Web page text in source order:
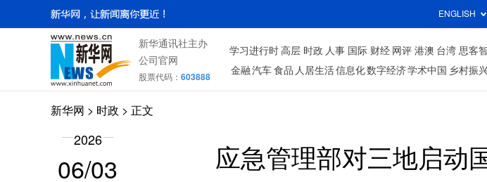
ENGLISH
新华通讯社主办
公司官网
股票代码： 603888
学习进行时 高层 时政 人事 国际 财经 网评 港澳 台湾 思客
金融 汽车 食品 人居生活信息化数字经济学术中国 乡村振
新华网 > 时政 > 正文
2026
06/03 应急管理部对三地启动